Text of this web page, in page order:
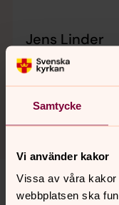
Samtycke
Vi använder kakor
Vissa av våra
webbplatsen ska
Jens Linder
Domkyrkokaplan
Direkt:0470-70
E-post: